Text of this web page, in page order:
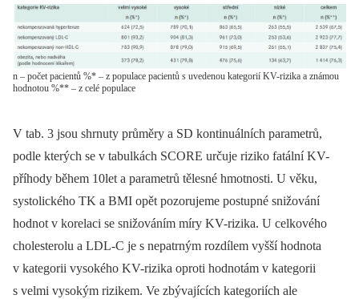
n – počet pacientů %* – z populace pacientů s uvedenou kategorií KV-rizika a známou
hodnotou %** – z celé populace
V tab. 3 jsou shrnuty průměry a SD kontinuálních parametrů,
podle kterých se v tabulkách SCORE určuje riziko fatální KV-
příhody během 10let a parametrů tělesné hmotnosti. U věku,
systolického TK a BMI opět pozorujeme postupné snižování
hodnot v korelaci se snižováním míry KV-rizika. U celkového
cholesterolu a LDL-C je s nepatrným rozdílem vyšší hodnota
v kategorii vysokého KV-rizika oproti hodnotám v kategorii
s velmi vysokým rizikem. Ve zbývajících kategoriích ale